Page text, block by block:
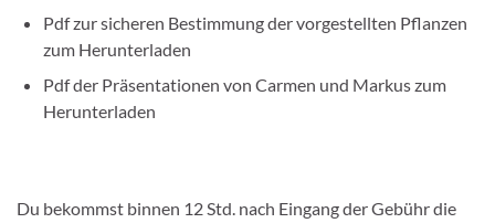
Pdf zur sicheren Bestimmung der vorgestellten Pflanzen
zum Herunterladen
Pdf der Präsentationen von Carmen und Markus zum
Herunterladen
Du bekommst binnen 12 Std. nach Eingang der Gebühr die